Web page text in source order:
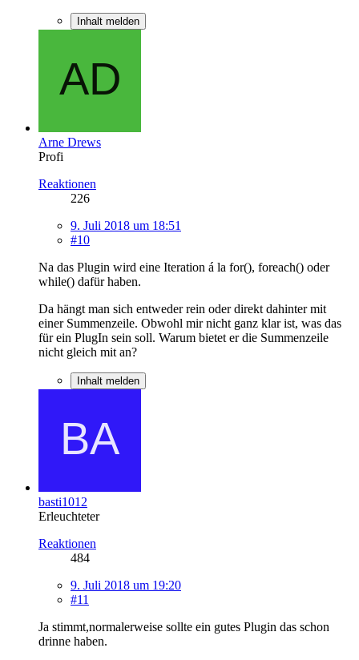
Inhalt melden
Arne Drews
Profi
Reaktionen
226
9. Juli 2018 um 18:51
#10
Na das Plugin wird eine Iteration á la for(), foreach() oder
while() dafür haben.
Da hängt man sich entweder rein oder direkt dahinter mit
einer Summenzeile. Obwohl mir nicht ganz klar ist, was das
für ein PlugIn sein soll. Warum bietet er die Summenzeile
nicht gleich mit an?
Inhalt melden
basti1012
Erleuchteter
Reaktionen
484
9. Juli 2018 um 19:20
#11
Ja stimmt,normalerweise sollte ein gutes Plugin das schon
drinne haben.